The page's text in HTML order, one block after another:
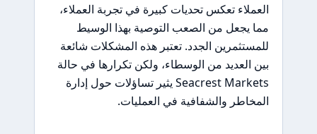
العملاء تعكس تحديات كبيرة في تجربة العملاء،
مما يجعل من الصعب التوصية بهذا الوسيط
للمستثمرين الجدد. تعتبر هذه المشكلات شائعة
بين العديد من الوسطاء، ولكن تكرارها في حالة
Seacrest Markets يثير تساؤلات حول إدارة
المخاطر والشفافية في العمليات.